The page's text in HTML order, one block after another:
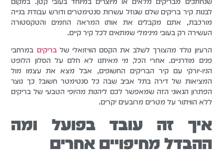
לבנות קיר בריקים שלם שגוזל עשרות סנטימטרים ודורש עבודת בנייה
מורכבת, אתם מקבלים את אותו המראה החמים והטקסטורה
העשירה רק בעובי מינימלי שמתאים לכל קיר קיים.
הרעיון נולד מהצורך לשלב את הקסם הוויזואלי שלבריקים במרחבי
פנים מודרניים. אחרי הכל, מי מאיתנו לא חלם על הסלון הלופט
הניו-יורקי עם קיר הבריקים החשופים, אבל מצא את עצמו מול
המציאות של דירה בתל אביב שבה כל סנטימטר חשוב? כך נוצר
הפתרון הגאוני הזה שמאפשר לכם ליהנות מהיופי הטבעי של בריקים
ללא הוויתור על מטרים מרובעים יקרים.
איך זה עובד בפועל ומה
ההבדל מחיפויים אחרים